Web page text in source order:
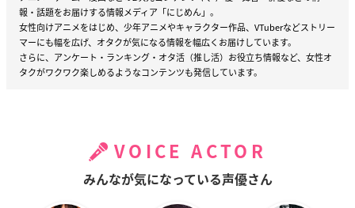
報・話題をお届けする情報メディア「にじめん」。
女性向けアニメをはじめ、少年アニメやキャラクター作品、VTuberなどストリー
マーにも幅を広げ、オタクが気になる情報を幅広くお届けしています。
さらに、アンケート・ランキング・オタ活（推し活）お役立ち情報など、女性オ
タクがワクワク楽しめるようなコンテンツも発信しています。
VOICE ACTOR
みんなが気になっている声優さん